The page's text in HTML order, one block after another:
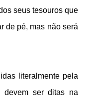
seus tesouros que
de pé, mas não será
literalmente pela
devem ser ditas na